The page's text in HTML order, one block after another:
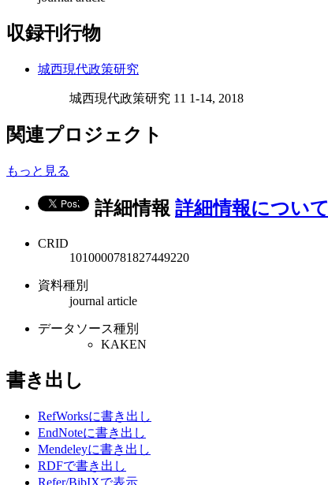
収録刊行物
城西現代政策研究
城西現代政策研究 11 1-14, 2018
関連プロジェクト
もっと見る
詳細情報 詳細情報について
CRID
1010000781827449220
資料種別
journal article
データソース種別
KAKEN
書き出し
RefWorksに書き出し
EndNoteに書き出し
Mendeleyに書き出し
RDFで書き出し
Refer/BibIXで表示